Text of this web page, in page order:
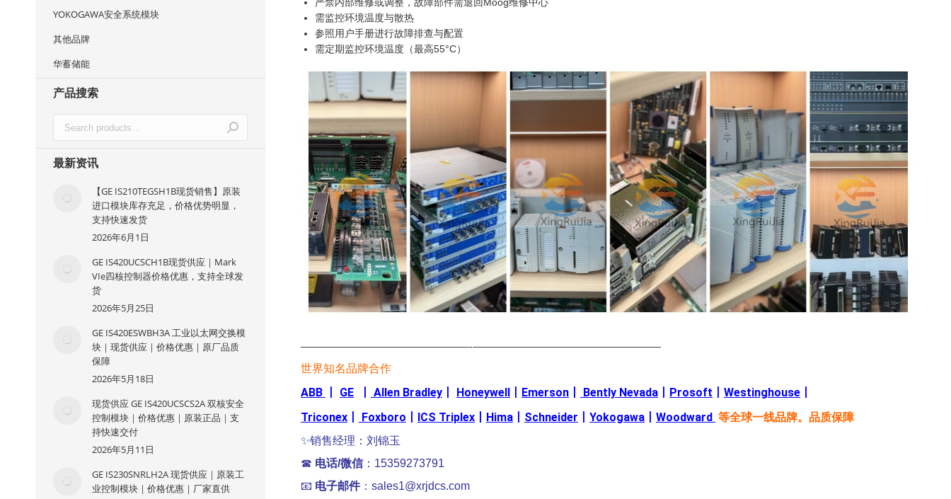
需监控环境温度与散热
参照用户手册进行故障排查与配置
需定期监控环境温度（最高55°C）
—————————————————-———————————————————
世界知名品牌合作
ABB GE Allen Bradley Honeywell Emerson Bently Nevada Prosoft Westinghouse
Triconex
Foxboro ICS Triplex Hima Schneider Yokogawa Woodward 等全球一线品牌。品质保障
✨销售经理：刘锦玉
☎ 电话/微信：15359273791
📧 电子邮件：sales1@xrjdcs.com
YOKOGAWA安全系统模块
其他品牌
华蓄储能
产品搜索
最新资讯
【GE IS210TEGSH1B现货销售】原装
进口模块库存充足，价格优势明显，
支持快速发货
2026年6月1日
GE IS420UCSCH1B现货供应｜Mark
VIe四核控制器价格优惠，支持全球发
货
2026年5月25日
GE IS420ESWBH3A 工业以太网交换模
块｜现货供应｜价格优惠｜原厂品质
保障
2026年5月18日
现货供应 GE IS420UCSCS2A 双核安全
控制模块｜价格优惠｜原装正品｜支
持快速交付
2026年5月11日
GE IS230SNRLH2A 现货供应｜原装工
业控制模块｜价格优惠｜厂家直供